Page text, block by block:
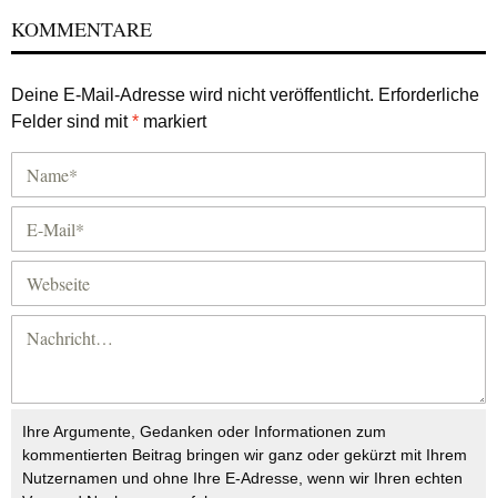
KOMMENTARE
Deine E-Mail-Adresse wird nicht veröffentlicht. Erforderliche
Felder sind mit* markiert
Ihre Argumente, Gedanken oder Informationen zum
kommentierten Beitrag bringen wir ganz oder gekürzt mit Ihrem
Nutzernamen und ohne Ihre E-Adresse, wenn wir Ihren echten